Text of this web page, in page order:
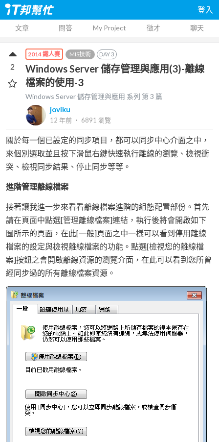
登入
文章 問答 My Project 徵才 聊天
2014 鐵人賽 MIS技術 DAY3
Windows Server 儲存管理與應用(3)-離線
檔案的使用-3
Windows Server 儲存管理與應用 系列 第3 篇
joviku
12 年前 ‧ 6891 瀏覽
2
關於每一個已設定的同步項目，都可以同步中心介面之中，
來個別選取並且按下滑鼠右鍵快速執行離線的瀏覽、檢視衝
突、檢視同步結果、停止同步等等。
進階管理離線檔案
接著讓我進一步來看看離線檔案進階的組態配置部份。首先
請在頁面中點選[管理離線檔案]連結，執行後將會開啟如下
圖所示的頁面，在此[一般]頁面之中一樣可以看到停用離線
檔案的設定與檢視離線檔案的功能。點選[檢視您的離線檔
案]按鈕之會開啟離線資源的瀏覽介面，在此可以看到您所曾
經同步過的所有離線檔案資源。